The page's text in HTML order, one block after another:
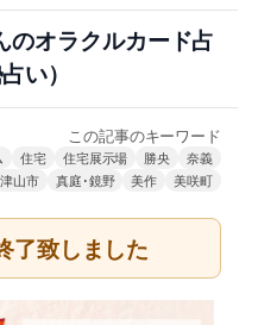
のオラクルカード占
い）
この記事のキーワード
住宅 住宅展示場 勝央
奈義
津山市 真庭･鏡野 美作 美咲町
了致しました